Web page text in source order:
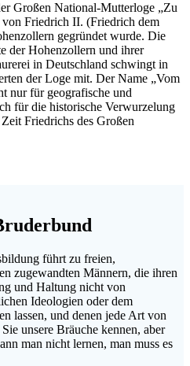
Großen National-Mutterloge „Zu
Friedrich II. (Friedrich dem
gegründet wurde. Die
der Hohenzollern und ihrer
in Deutschland schwingt in
der Loge mit. Der Name „Vom
nur für geografische und
für die historische Verwurzelung
Friedrichs des Großen
führt zu freien,
zugewandten Männern, die ihren
und Haltung nicht von
Ideologien oder dem
lassen, und denen jede Art von
unsere Bräuche kennen, aber
man nicht lernen, man muss es